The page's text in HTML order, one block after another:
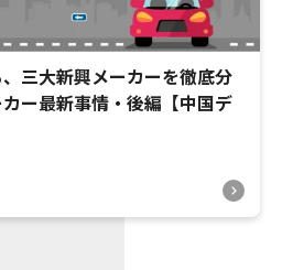
三大新興メーカーを徹底分
ー最新事情・後編【中国デ